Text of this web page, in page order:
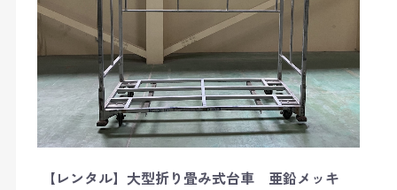
【レンタル】大型折り畳み式台車 亜鉛メッキ